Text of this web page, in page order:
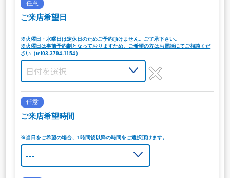
任意
ご来店希望日
※火曜日・水曜日は定休日のためご予約頂けません。ご了承下さい。
※火曜日は事前予約制となっておりますため、ご希望の方はお電話にてご相談くだ
さい（tel03-3794-1154）
任意
ご来店希望時間
※当日をご希望の場合、1時間後以降の時間をご選択頂けます。